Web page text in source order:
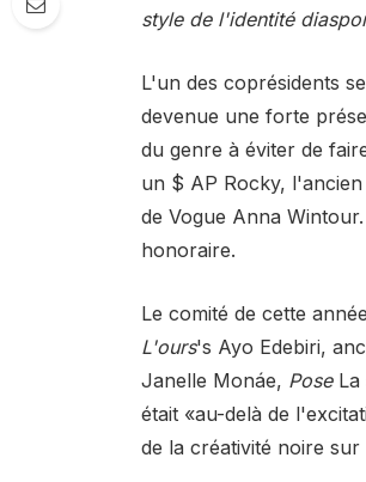
style de l'identité
L'un des coprésidents
devenue une forte
du genre à éviter de
un $ AP Rocky,
de Vogue Anna
honoraire.
Le comité de cette
L'ours's Ayo Edebiri,
Janelle Monáe, PoseLa
était «au-delà de
de la créativité noire